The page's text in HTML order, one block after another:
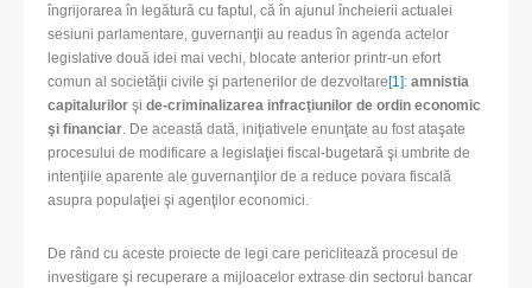
îngrijorarea în legătură cu faptul, că în ajunul încheierii actualei
sesiuni parlamentare, guvernanţii au readus în agenda actelor
legislative două idei mai vechi, blocate anterior printr-un efort
comun al societăţii civile şi partenerilor de dezvoltare [1]: amnistia
capitalurilor şi de-criminalizarea infracţiunilor de ordin economic
şi financiar. De această dată, iniţiativele enunţate au fost ataşate
procesului de modificare a legislaţiei fiscal-bugetară şi umbrite de
intenţiile aparente ale guvernanţilor de a reduce povara fiscală
asupra populaţiei şi agenţilor economici.
De rând cu aceste proiecte de legi care periclitează procesul de
investigare şi recuperare a mijloacelor extrase din sectorul bancar